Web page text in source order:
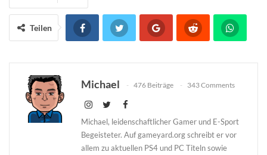
Teilen
Michael 476 Beiträge 343 Comments
Michael, leidenschaftlicher Gamer und E-Sport
Begeisteter. Auf gameyard.org schreibt er vor
allem zu aktuellen PS4 und PC Titeln sowie